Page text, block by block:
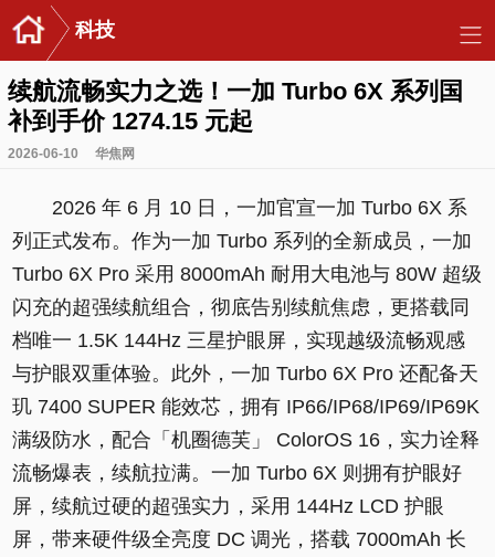
科技
续航流畅实力之选！一加 Turbo 6X 系列国
补到手价 1274.15 元起
2026-06-10 华焦网
2026 年 6 月 10 日，一加官宣一加 Turbo 6X 系
列正式发布。作为一加 Turbo 系列的全新成员，一加
Turbo 6X Pro 采用 8000mAh 耐用大电池与 80W 超级
闪充的超强续航组合，彻底告别续航焦虑，更搭载同
档唯一 1.5K 144Hz 三星护眼屏，实现越级流畅观感
与护眼双重体验。此外，一加 Turbo 6X Pro 还配备天
玑 7400 SUPER 能效芯，拥有 IP66/IP68/IP69/IP69K
满级防水，配合「机圈德芙」 ColorOS 16，实力诠释
流畅爆表，续航拉满。一加 Turbo 6X 则拥有护眼好
屏，续航过硬的超强实力，采用 144Hz LCD 护眼
屏，带来硬件级全亮度 DC 调光，搭载 7000mAh 长